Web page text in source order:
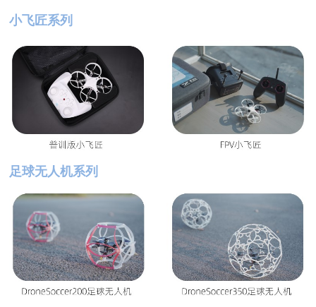
小飞匠系列
足球无人机系列